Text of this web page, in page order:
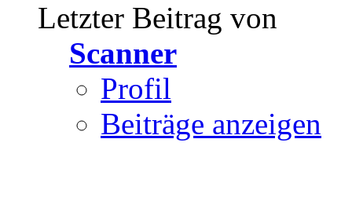
Letzter Beitrag von
Scanner
Profil
Beiträge anzeigen